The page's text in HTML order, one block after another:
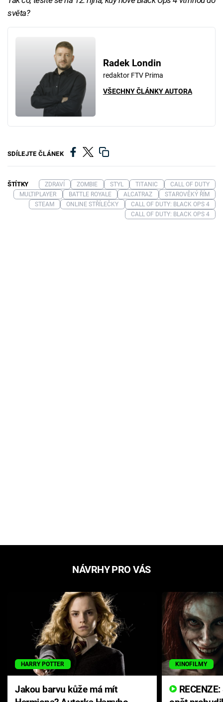
světa?
Radek Londin
redaktor FTV Prima
VŠECHNY ČLÁNKY AUTORA
SDÍLEJTE ČLÁNEK
ŠTÍTKY ZDRAVÍ ZOMBIE STYL TITANIC
CALL OF DUTY
MULTIPLAYER
BATTLE ROYALE ALCATRAZ
STAROVĚKÝ ŘÍM
STEAM
ONLINE STŘÍLEČKY
CALL OF DUTY: BLACK OPS 4
CALL OF DUTY: BLACK OPS 4
NÁVRHY PRO VÁS
HARRY POTTER
Jakou barvu kůže má mít
KINOFILMY